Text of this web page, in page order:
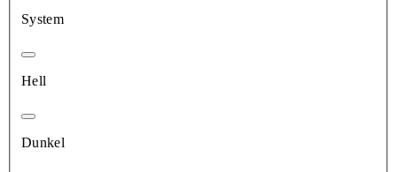
System
Hell
Dunkel